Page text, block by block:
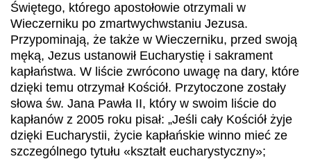
Świętego, którego apostołowie otrzymali w
Wieczerniku po zmartwychwstaniu Jezusa.
Przypominają, że także w Wieczerniku, przed swoją
męką, Jezus ustanowił Eucharystię i sakrament
kapłaństwa. W liście zwrócono uwagę na dary, które
dzięki temu otrzymał Kościół. Przytoczone zostały
słowa św. Jana Pawła II, który w swoim liście do
kapłanów z 2005 roku pisał: „Jeśli cały Kościół żyje
dzięki Eucharystii, życie kapłańskie winno mieć ze
szczególnego tytułu «kształt eucharystyczny»;